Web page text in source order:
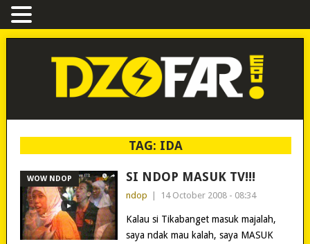
TAG: IDA
WOW NDOP SI NDOP MASUK TV!!!
ndop 14 October 2008 - 08:34
Kalau si Tikabanget masuk majalah,
saya ndak mau kalah, saya MASUK